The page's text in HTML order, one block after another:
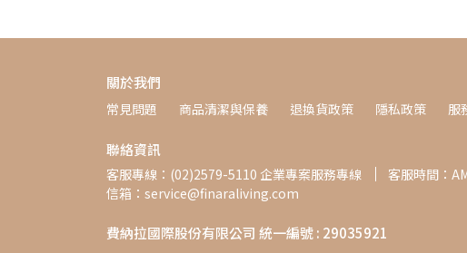
關於我們
常見問題 商品清潔與保養 退換貨政策 隱私政策 服
聯絡資訊
客服專線：(02)2579-5110 企業專案服務專線
客服時間：
信箱：service@finaraliving.com
費納拉國際股份有限公司 統一編號 : 29035921